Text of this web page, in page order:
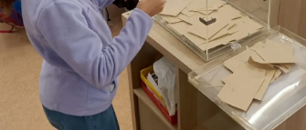
Facebook
Twitter